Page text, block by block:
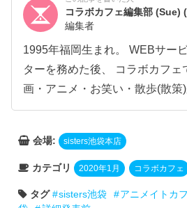
コラボカフェ編集部 (Sue)
編集者
1995年福岡生まれ。 WEBサー
ターを務めた後、 コラボカフェ
画・アニメ・お笑い・散歩(散策)
会場: sisters池袋本店
カテゴリ 2020年1月 コラボカフェ
タグ sisters池袋 アニメイトカ